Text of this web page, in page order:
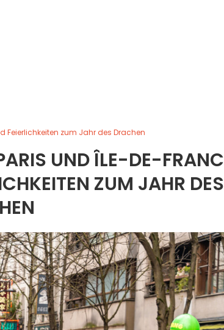
Feierlichkeiten zum Jahr des Drachen
UND ÎLE-DE-
ZUM JAHR DES